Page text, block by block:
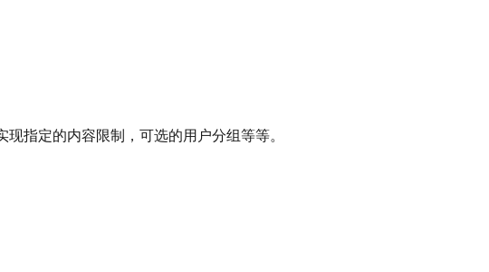
指定的内容限制，可选的用户分组等等。